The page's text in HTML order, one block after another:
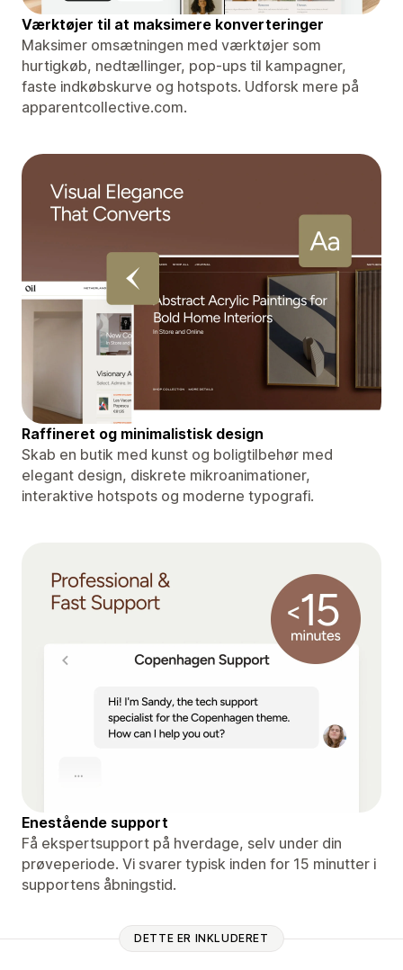
Værktøjer til at maksimere konverteringer
Maksimer omsætningen med værktøjer som
hurtigkøb, nedtællinger, pop-ups til kampagner,
faste indkøbskurve og hotspots. Udforsk mere på
apparentcollective.com.
Raffineret og minimalistisk design
Skab en butik med kunst og boligtilbehør med
elegant design, diskrete mikroanimationer,
interaktive hotspots og moderne typografi.
Enestående support
Få ekspertsupport på hverdage, selv under din
prøveperiode. Vi svarer typisk inden for 15 minutter i
supportens åbningstid.
DETTE ER INKLUDERET